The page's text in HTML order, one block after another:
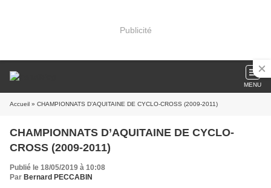
Publicité
MENU
Accueil » CHAMPIONNATS D’AQUITAINE DE CYCLO-CROSS (2009-2011)
CHAMPIONNATS D’AQUITAINE DE CYCLO-
CROSS (2009-2011)
Publié le 18/05/2019 à 10:08
Par Bernard PECCABIN